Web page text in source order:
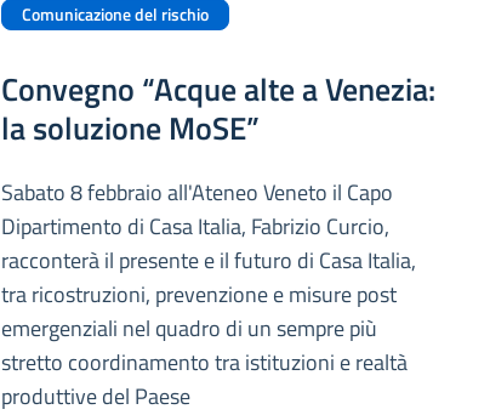
Comunicazione del rischio
Convegno “Acque alte a Venezia:
la soluzione MoSE”
Sabato 8 febbraio all'Ateneo Veneto il Capo
Dipartimento di Casa Italia, Fabrizio Curcio,
racconterà il presente e il futuro di Casa Italia,
tra ricostruzioni, prevenzione e misure post
emergenziali nel quadro di un sempre più
stretto coordinamento tra istituzioni e realtà
produttive del Paese